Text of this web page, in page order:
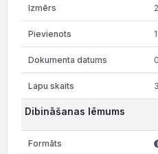
3
Dibināšanas lēmums